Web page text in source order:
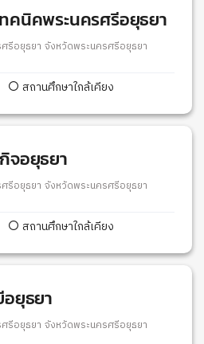
คนิคพระนครศรีอยุธยา
รีอยุธยา จังหวัดพระนครศรีอยุธยา
สถานศึกษาใกล้เคียง
จอยุธยา
รีอยุธยา จังหวัดพระนครศรีอยุธยา
สถานศึกษาใกล้เคียง
อยุธยา
รีอยุธยา จังหวัดพระนครศรีอยุธยา